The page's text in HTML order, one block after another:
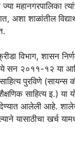
ज्या महानगरपालिका
अशा शाळांतील
विभाग, शासन
२०११-१२ या
साहित्य पुरविणे (सायन्स
साहित्य इ.) या
देण्यात आलेली आहे.
यासाठीचा खर्च